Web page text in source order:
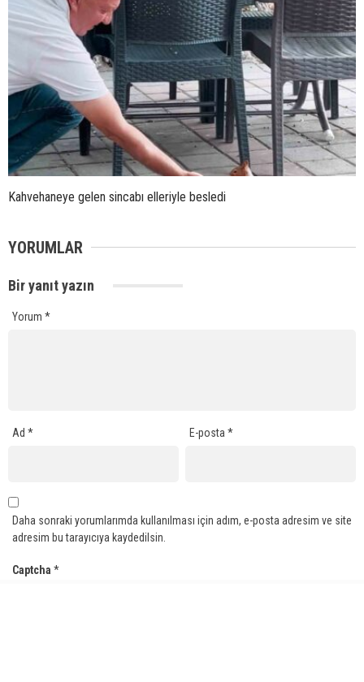
Kahvehaneye gelen sincabı elleriyle besledi
YORUMLAR
Bir yanıt yazın
Yorum *
Ad * E-posta*
Daha sonraki yorumlarımda kullanılması için adım, e-posta adresim ve site
adresim bu tarayıcıya kaydedilsin.
Captcha *